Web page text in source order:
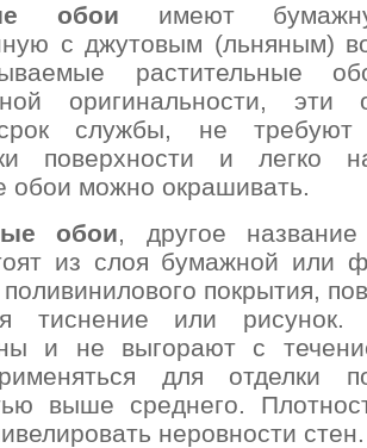
обои имеют
с джутовым (льняным)
растительные
оригинальности,
службы, не требуют
поверхности и легко
обои можно окрашивать.
обои, другое
из слоя бумажной или
покрытия,
тиснение или
и не выгорают с
для отделки
выше среднего.
неровности стен.